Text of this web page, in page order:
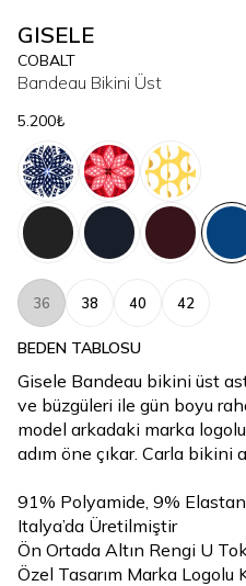
GISELE
COBALT
Bandeau Bikini Üst
5.200₺
36 38 40 42
BEDEN TABLOSU
Gisele Bandeau bikini üst
ve büzgüleri ile gün boyu
model arkadaki marka
adım öne çıkar. Carla
91% Polyamide, 9%
Italya’da Üretilmiştir
Ön Ortada Altın Rengi U
Özel Tasarım Marka Logolu